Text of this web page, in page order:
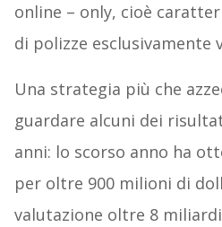
online – only, cioè
di polizze esclusivamente
Una strategia più che
guardare alcuni dei
anni: lo scorso anno ha
per oltre 900 milioni di
valutazione oltre 8